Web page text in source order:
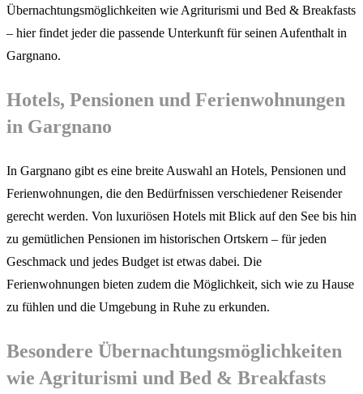
Übernachtungsmöglichkeiten wie Agriturismi und Bed & Breakfasts
– hier findet jeder die passende Unterkunft für seinen Aufenthalt in
Gargnano.
Hotels, Pensionen und Ferienwohnungen
in Gargnano
In Gargnano gibt es eine breite Auswahl an Hotels, Pensionen und
Ferienwohnungen, die den Bedürfnissen verschiedener Reisender
gerecht werden. Von luxuriösen Hotels mit Blick auf den See bis hin
zu gemütlichen Pensionen im historischen Ortskern – für jeden
Geschmack und jedes Budget ist etwas dabei. Die
Ferienwohnungen bieten zudem die Möglichkeit, sich wie zu Hause
zu fühlen und die Umgebung in Ruhe zu erkunden.
Besondere Übernachtungsmöglichkeiten
wie Agriturismi und Bed & Breakfasts